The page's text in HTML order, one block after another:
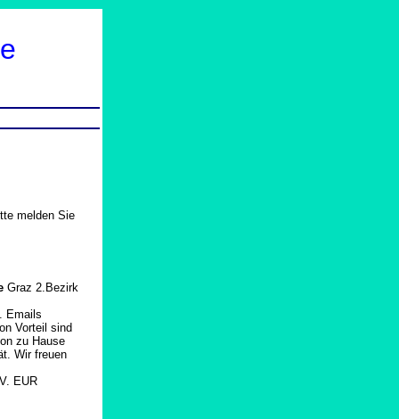
melden Sie
Graz 2.Bezirk
Emails
Vorteil sind
zu Hause
Wir freuen
EUR